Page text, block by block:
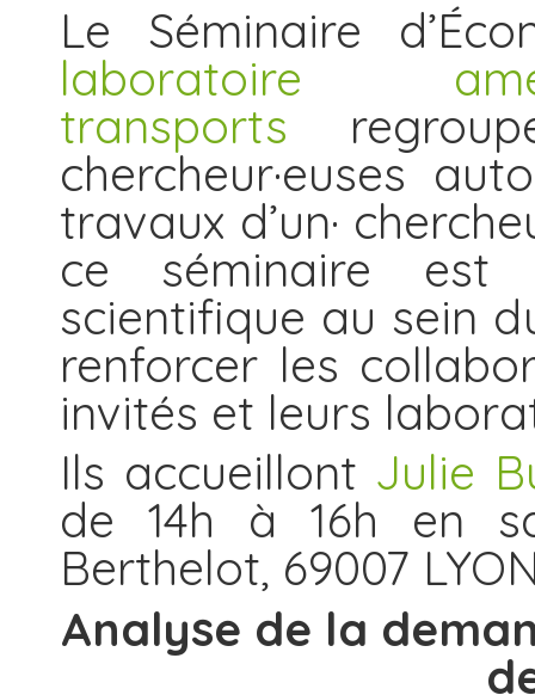
Le Séminaire
laboratoire
transports
chercheur·euses
travaux d’un·
ce séminaire est
scientifique au sein
renforcer les
invités et leurs
Ils accueillont Julie
de 14h à 16h en
Berthelot, 69007
Analyse de la